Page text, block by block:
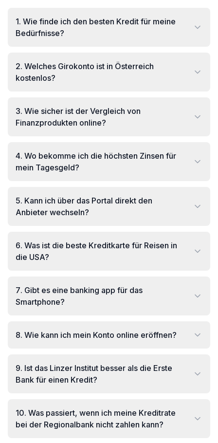
1. Wie finde ich den besten Kredit für meine
Bedürfnisse?
2. Welches Girokonto ist in Österreich
kostenlos?
3. Wie sicher ist der Vergleich von
Finanzprodukten online?
4. Wo bekomme ich die höchsten Zinsen für
mein Tagesgeld?
5. Kann ich über das Portal direkt den
Anbieter wechseln?
6. Was ist die beste Kreditkarte für Reisen in
die USA?
7. Gibt es eine banking app für das
Smartphone?
8. Wie kann ich mein Konto online eröffnen?
9. Ist das Linzer Institut besser als die Erste
Bank für einen Kredit?
10. Was passiert, wenn ich meine Kreditrate
bei der Regionalbank nicht zahlen kann?